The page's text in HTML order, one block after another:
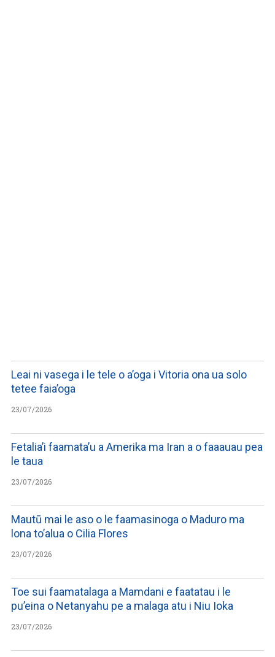
Leai ni vasega i le tele o a’oga i Vitoria ona ua solo
tetee faia’oga
23/07/2026
Fetalia’i faamata’u a Amerika ma Iran a o faaauau pea
le taua
23/07/2026
Mautū mai le aso o le faamasinoga o Maduro ma
lona to’alua o Cilia Flores
23/07/2026
Toe sui faamatalaga a Mamdani e faatatau i le
pu’eina o Netanyahu pe a malaga atu i Niu Ioka
23/07/2026